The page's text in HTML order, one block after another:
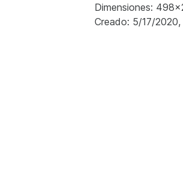
Dimensiones:
Creado: 5/17/2020,